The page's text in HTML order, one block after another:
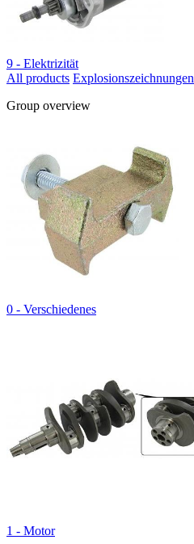
9 - Elektrizität
All products Explosionszeichnungen
Group overview
0 - Verschiedenes
1 - Motor